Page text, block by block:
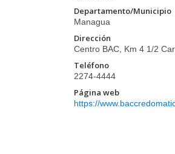
Departamento/Municipio
Managua
Dirección
Centro BAC, Km 4 1/2
Teléfono
2274-4444
Página web
https://